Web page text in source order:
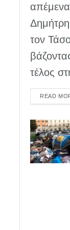
τον
τέλος
READ